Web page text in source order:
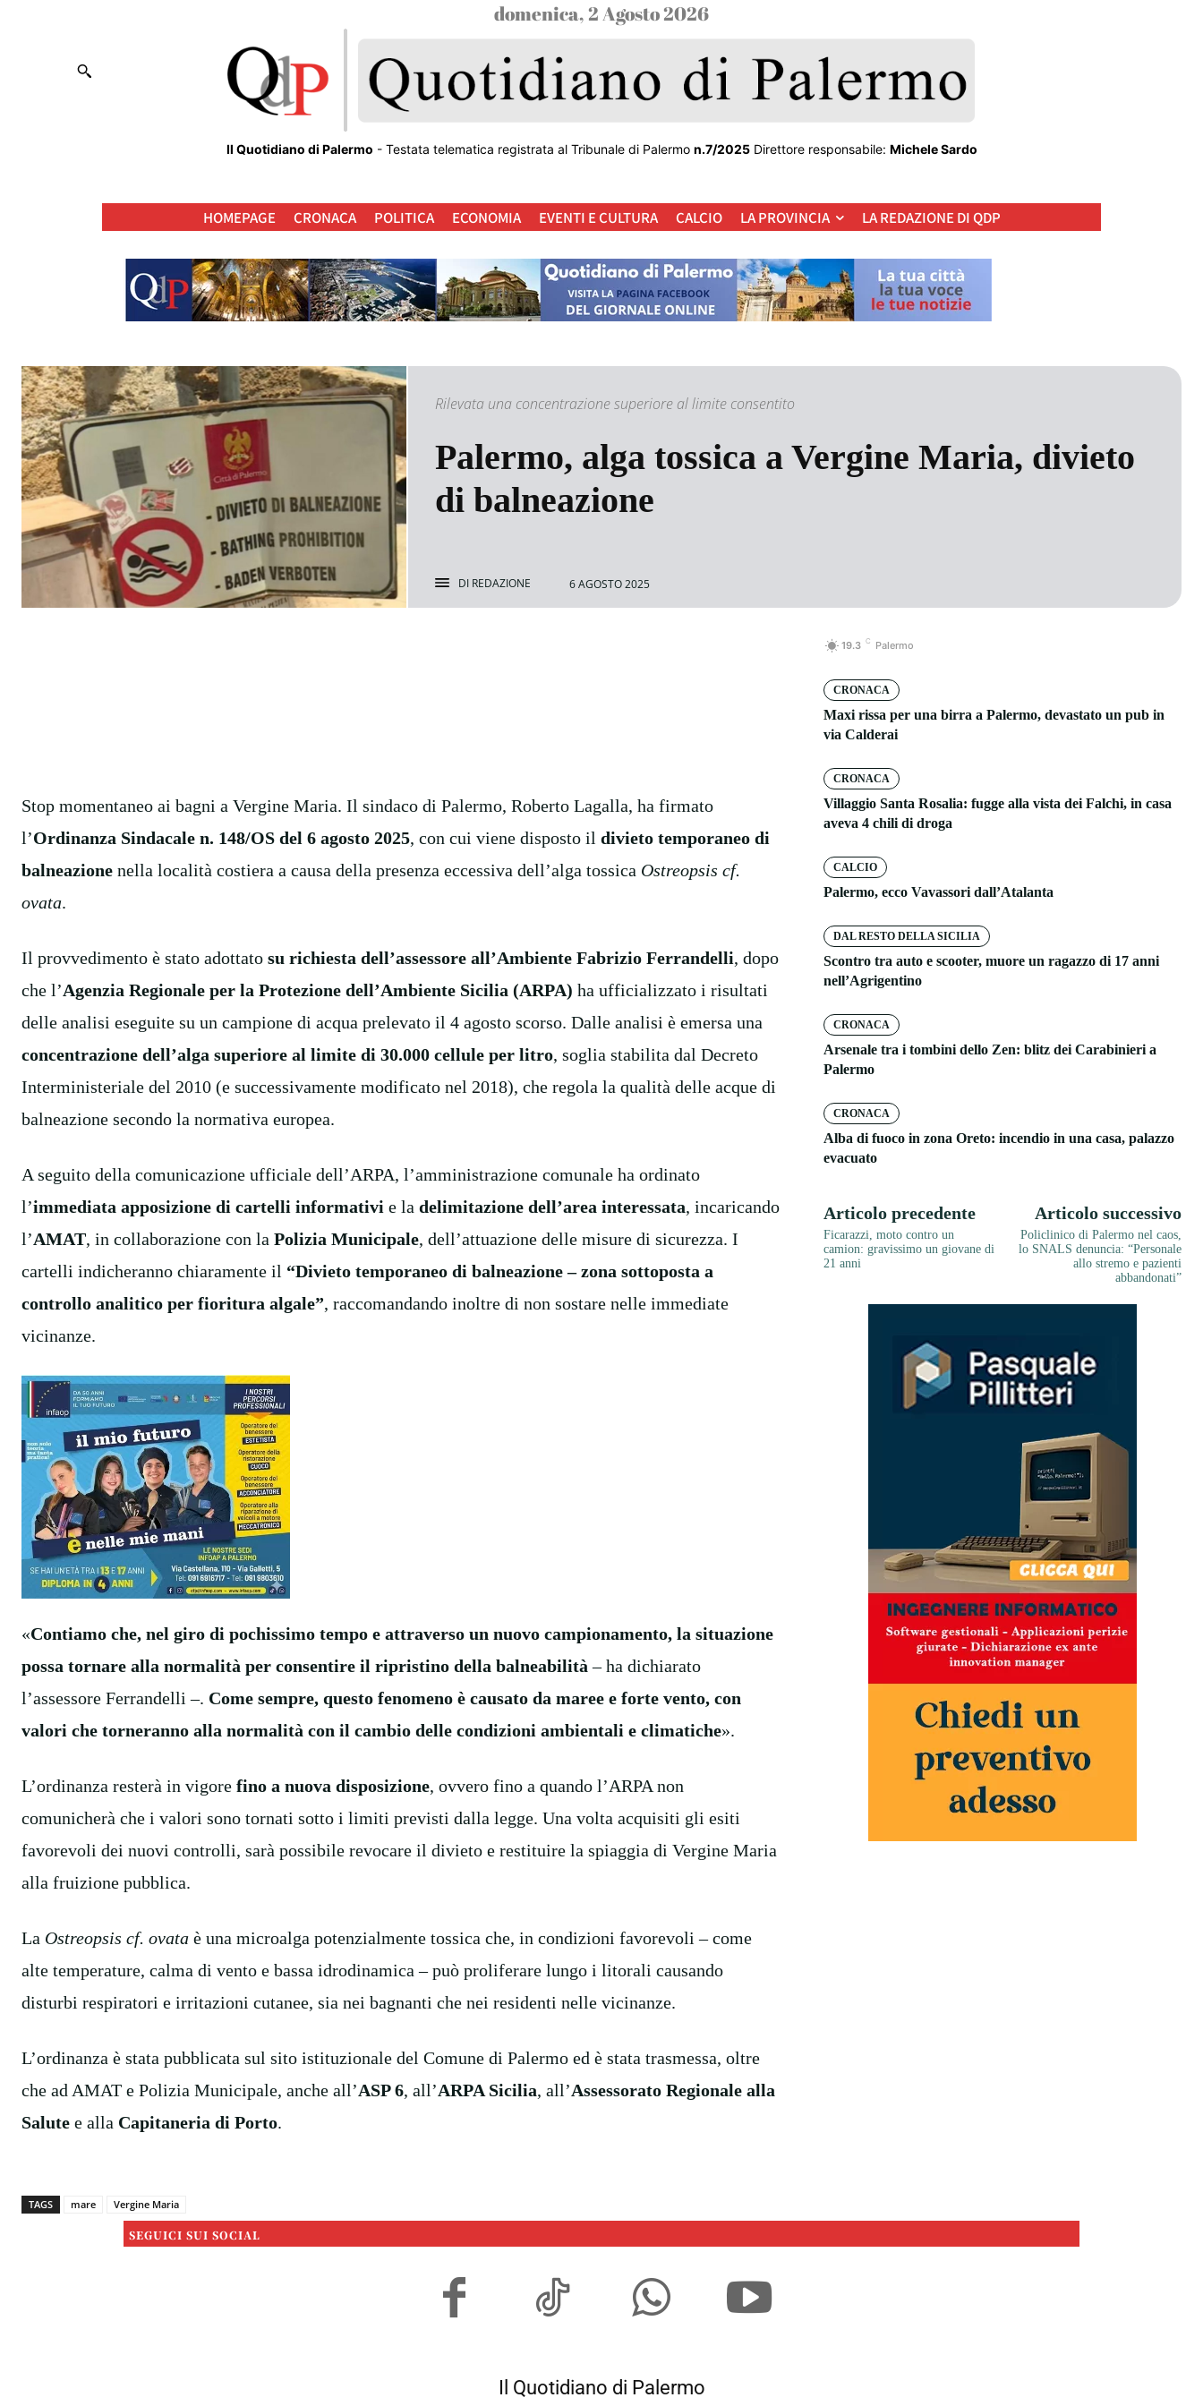
domenica, 2 Agosto 2026
Il Quotidiano di Palermo - Testata telematica registrata al Tribunale di Palermo n.7/2025Direttore responsabile: Michele Sardo
HOMEPAGE CRONACA POLITICA ECONOMIA EVENTI E CULTURA CALCIO LA PROVINCIA LA REDAZIONE DI QDP
Rilevata una concentrazione superiore al limite consentito
Palermo, alga tossica a Vergine Maria, divieto
di balneazione
DI REDAZIONE 6 AGOSTO 2025
Stop momentaneo ai bagni a Vergine Maria. Il sindaco di Palermo, Roberto Lagalla, ha firmato
l’Ordinanza Sindacale n. 148/OS del 6 agosto 2025, con cui viene disposto il divieto temporaneo di
balneazione nella località costiera a causa della presenza eccessiva dell’alga tossica Ostreopsis cf.
ovata.
Il provvedimento è stato adottato su richiesta dell’assessore all’Ambiente Fabrizio Ferrandelli, dopo
che l’Agenzia Regionale per la Protezione dell’Ambiente Sicilia (ARPA) ha ufficializzato i risultati
delle analisi eseguite su un campione di acqua prelevato il 4 agosto scorso. Dalle analisi è emersa una
concentrazione dell’alga superiore al limite di 30.000 cellule per litro, soglia stabilita dal Decreto
Interministeriale del 2010 (e successivamente modificato nel 2018), che regola la qualità delle acque di
balneazione secondo la normativa europea.
A seguito della comunicazione ufficiale dell’ARPA, l’amministrazione comunale ha ordinato
l’immediata apposizione di cartelli informativi e la delimitazione dell’area interessata, incaricando
l’AMAT, in collaborazione con la Polizia Municipale, dell’attuazione delle misure di sicurezza. I
cartelli indicheranno chiaramente il “Divieto temporaneo di balneazione – zona sottoposta a
controllo analitico per fioritura algale”, raccomandando inoltre di non sostare nelle immediate
vicinanze.
«Contiamo che, nel giro di pochissimo tempo e attraverso un nuovo campionamento, la situazione
possa tornare alla normalità per consentire il ripristino della balneabilità – ha dichiarato
l’assessore Ferrandelli –. Come sempre, questo fenomeno è causato da maree e forte vento, con
valori che torneranno alla normalità con il cambio delle condizioni ambientali e climatiche».
L’ordinanza resterà in vigore fino a nuova disposizione, ovvero fino a quando l’ARPA non
comunicherà che i valori sono tornati sotto i limiti previsti dalla legge. Una volta acquisiti gli esiti
favorevoli dei nuovi controlli, sarà possibile revocare il divieto e restituire la spiaggia di Vergine Maria
alla fruizione pubblica.
La Ostreopsis cf. ovata è una microalga potenzialmente tossica che, in condizioni favorevoli – come
alte temperature, calma di vento e bassa idrodinamica – può proliferare lungo i litorali causando
disturbi respiratori e irritazioni cutanee, sia nei bagnanti che nei residenti nelle vicinanze.
L’ordinanza è stata pubblicata sul sito istituzionale del Comune di Palermo ed è stata trasmessa, oltre
che ad AMAT e Polizia Municipale, anche all’ASP 6, all’ARPA Sicilia, all’Assessorato Regionale alla
Salute e alla Capitaneria di Porto.
TAGS mare Vergine Maria
19.3 C Palermo
CRONACA
Maxi rissa per una birra a Palermo, devastato un pub in
via Calderai
CRONACA
Villaggio Santa Rosalia: fugge alla vista dei Falchi, in casa
aveva 4 chili di droga
CALCIO
Palermo, ecco Vavassori dall’Atalanta
DAL RESTO DELLA SICILIA
Scontro tra auto e scooter, muore un ragazzo di 17 anni
nell’Agrigentino
CRONACA
Arsenale tra i tombini dello Zen: blitz dei Carabinieri a
Palermo
CRONACA
Alba di fuoco in zona Oreto: incendio in una casa, palazzo
evacuato
Articolo precedente
Ficarazzi, moto contro un
camion: gravissimo un giovane di
21 anni
Articolo successivo
Policlinico di Palermo nel caos,
lo SNALS denuncia: “Personale
allo stremo e pazienti
abbandonati”
SEGUICI SUI SOCIAL
Il Quotidiano di Palermo